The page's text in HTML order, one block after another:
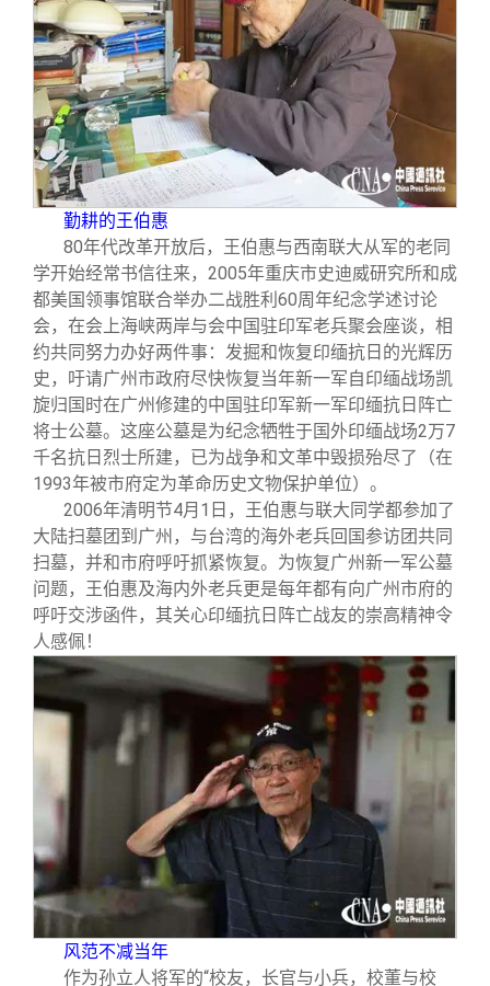
勤耕的王伯惠
80年代改革开放后，王伯惠与西南联大从军的老同
学开始经常书信往来，2005年重庆市史迪威研究所和成
都美国领事馆联合举办二战胜利60周年纪念学述讨论
会，在会上海峡两岸与会中国驻印军老兵聚会座谈，相
约共同努力办好两件事：发掘和恢复印缅抗日的光辉历
史，吁请广州市政府尽快恢复当年新一军自印缅战场凯
旋归国时在广州修建的中国驻印军新一军印缅抗日阵亡
将士公墓。这座公墓是为纪念牺牲于国外印缅战场2万7
千名抗日烈士所建，已为战争和文革中毁损殆尽了（在
1993年被市府定为革命历史文物保护单位）。
2006年清明节4月1日，王伯惠与联大同学都参加了
大陆扫墓团到广州，与台湾的海外老兵回国参访团共同
扫墓，并和市府呼吁抓紧恢复。为恢复广州新一军公墓
问题，王伯惠及海内外老兵更是每年都有向广州市府的
呼吁交涉函件，其关心印缅抗日阵亡战友的崇高精神令
人感佩！
风范不减当年
作为孙立人将军的“校友，长官与小兵，校董与校